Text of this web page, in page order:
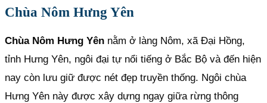
Chùa Nôm Hưng Yên
Chùa Nôm Hưng Yên nằm ở làng Nôm, xã Đại Hồng,
tỉnh Hưng Yên, ngôi đại tự nổi tiếng ở Bắc Bộ và đến hiện
nay còn lưu giữ được nét đẹp truyền thống. Ngôi chùa
Hưng Yên này được xây dựng ngay giữa rừng thông